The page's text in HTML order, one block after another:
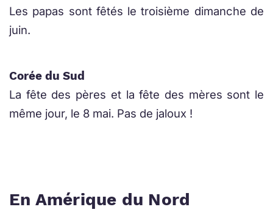
Les papas sont fêtés le troisième dimanche de
juin.
Corée du Sud
La fête des pères et la fête des mères sont le
même jour, le 8 mai. Pas de jaloux !
En Amérique du Nord